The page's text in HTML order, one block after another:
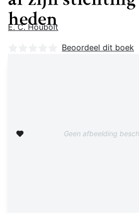
heden
E. C. Houbolt
Nog geen beoordelingen
Beoordeel dit boek
Geen afbeelding